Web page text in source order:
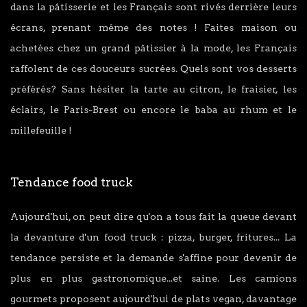
dans la pâtisserie et les Français sont rivés derrière leurs
écrans, prenant même des notes ! Faites maison ou
achetées chez un grand pâtissier à la mode, les Français
raffolent de ces douceurs sucrées. Quels sont vos desserts
préférés? Sans hésiter la tarte au citron, le fraisier, les
éclairs, le Paris-Brest ou encore le baba au rhum et le
millefeuille !
Tendance food truck
Aujourd'hui, on peut dire qu'on a tous fait la queue devant
la devanture d'un food truck : pizza, burger, fritures... La
tendance persiste et la demande s'affine pour devenir de
plus en plus gastronomique...et saine. Les camions
gourmets proposent aujourd'hui de plats vegan, davantage